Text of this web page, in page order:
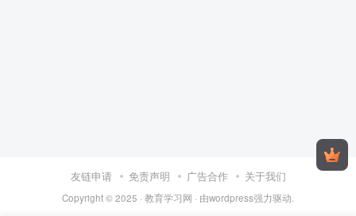
友链申请 免责声明 广告合作 关于我们
Copyright © 2025 · 教育学习网 · 由wordpress强力驱动.